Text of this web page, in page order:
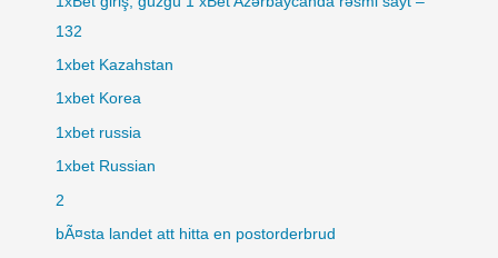
132
1xbet Kazahstan
1xbet Korea
1xbet russia
1xbet Russian
2
bÃ¤sta landet att hitta en postorderbrud